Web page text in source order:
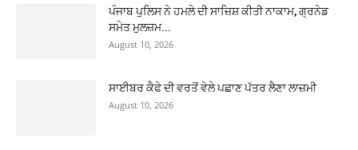
ਪੰਜਾਬ ਪੁਲਿਸ ਨੇ ਹਮਲੇ ਦੀ ਸਾਜ਼ਿਸ਼ ਕੀਤੀ ਨਾਕਾਮ, ਗ੍ਰਨੇਡ
ਸਮੇਤ ਮੁਲਜ਼ਮ...
August 10, 2026
ਸਾਈਬਰ ਕੈਫੇ ਦੀ ਵਰਤੋਂ ਵੇਲੇ ਪਛਾਣ ਪੱਤਰ ਲੈਣਾ ਲਾਜ਼ਮੀ
August 10, 2026